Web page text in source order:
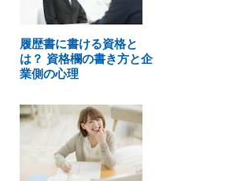
履歴書に書ける資格と
は？ 資格欄の書き方と企
業側の心理